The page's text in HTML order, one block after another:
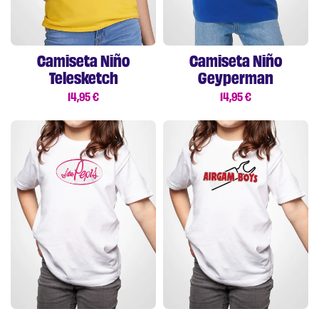
Camiseta Niño
Telesketch
14,95 €
Camiseta Niño
Geyperman
14,95 €